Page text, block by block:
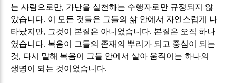
는 사람으로만, 가난을 실천하는 수행자로만 규정되지 않
았습니다. 이 모든 것들은 그들의 삶 안에서 자연스럽게 나
타났지만, 그것이 본질은 아니었습니다. 본질은 오직 하나
였습니다. 복음이 그들의 존재의 뿌리가 되고 중심이 되는
것, 다시 말해 복음이 그들 안에서 살아 움직이는 하나의
생명이 되는 것이었습니다.